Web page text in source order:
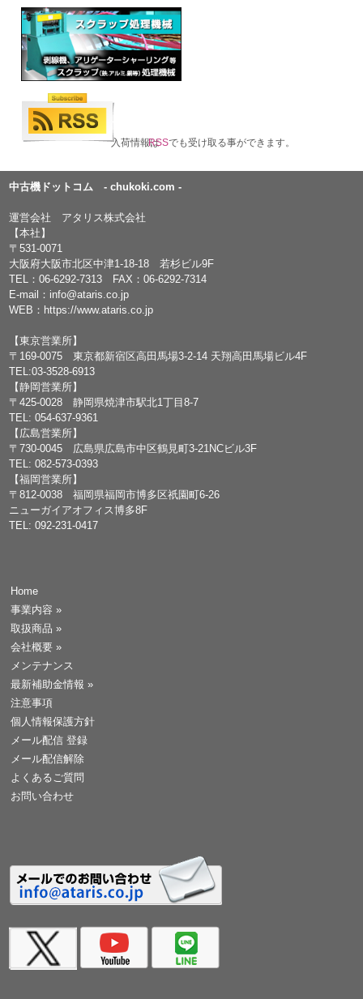
入荷情報はRSSでも受け取る事ができます。
中古機ドットコム - chukoki.com -
運営会社 アタリス株式会社
【本社】
〒531-0071
大阪府大阪市北区中津1-18-18 若杉ビル9F
TEL：06-6292-7313 FAX：06-6292-7314
E-mail： info@ataris.co.jp
WEB： https://www.ataris.co.jp
【東京営業所】
〒169-0075 東京都新宿区高田馬場3-2-14 天翔高田馬場ビル4F
TEL:03-3528-6913
【静岡営業所】
〒425-0028 静岡県焼津市駅北1丁目8-7
TEL: 054-637-9361
【広島営業所】
〒730-0045 広島県広島市中区鶴見町3-21NCビル3F
TEL: 082-573-0393
【福岡営業所】
〒812-0038 福岡県福岡市博多区祇園町6-26
ニューガイアオフィス博多8F
TEL: 092-231-0417
Home
事業内容 »
取扱商品 »
会社概要 »
メンテナンス
最新補助金情報 »
注意事項
個人情報保護方針
メール配信 登録
メール配信解除
よくあるご質問
お問い合わせ